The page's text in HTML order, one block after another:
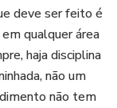
deve ser feito é
qualquer área
haja disciplina
não um
não tem